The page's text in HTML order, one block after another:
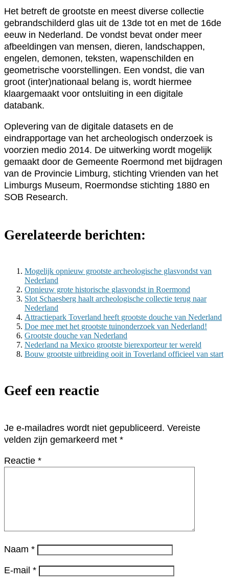
Het betreft de grootste en meest diverse collectie
gebrandschilderd glas uit de 13de tot en met de 16de
eeuw in Nederland. De vondst bevat onder meer
afbeeldingen van mensen, dieren, landschappen,
engelen, demonen, teksten, wapenschilden en
geometrische voorstellingen. Een vondst, die van
groot (inter)nationaal belang is, wordt hiermee
klaargemaakt voor ontsluiting in een digitale
databank.
Oplevering van de digitale datasets en de
eindrapportage van het archeologisch onderzoek is
voorzien medio 2014. De uitwerking wordt mogelijk
gemaakt door de Gemeente Roermond met bijdragen
van de Provincie Limburg, stichting Vrienden van het
Limburgs Museum, Roermondse stichting 1880 en
SOB Research.
Gerelateerde berichten:
Mogelijk opnieuw grootste archeologische glasvondst van
Nederland
Opnieuw grote historische glasvondst in Roermond
Slot Schaesberg haalt archeologische collectie terug naar
Nederland
Attractiepark Toverland heeft grootste douche van Nederland
Doe mee met het grootste tuinonderzoek van Nederland!
Grootste douche van Nederland
Nederland na Mexico grootste bierexporteur ter wereld
Bouw grootste uitbreiding ooit in Toverland officieel van start
Geef een reactie
Je e-mailadres wordt niet gepubliceerd. Vereiste
velden zijn gemarkeerd met *
Reactie *
Naam *
E-mail *